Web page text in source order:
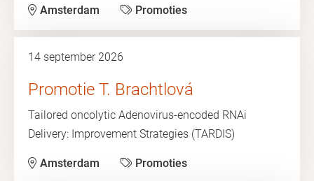
Amsterdam Promoties
14 september 2026
Promotie T. Brachtlová
Tailored oncolytic Adenovirus-encoded RNAi
Delivery: Improvement Strategies (TARDIS)
Amsterdam Promoties